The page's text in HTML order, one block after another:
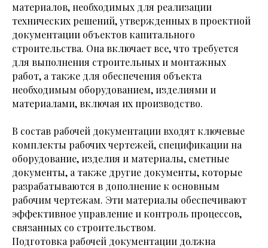
материалов, необходимых для реализации
технических решений, утвержденных в проектной
документации объектов капитального
строительства. Она включает все, что требуется
для выполнения строительных и монтажных
работ, а также для обеспечения объекта
необходимым оборудованием, изделиями и
материалами, включая их производство.
В состав рабочей документации входят ключевые
комплекты рабочих чертежей, спецификации на
оборудование, изделия и материалы, сметные
документы, а также другие документы, которые
разрабатываются в дополнение к основным
рабочим чертежам. Эти материалы обеспечивают
эффективное управление и контроль процессов,
связанных со строительством.
Подготовка рабочей документации должна